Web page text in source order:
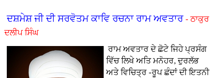
ਦਸ਼ਮੇਸ਼ ਜੀ ਦੀ ਸਰਵੋਤਮ ਕਾਵਿ ਰਚਨਾ ਰਾਮ ਅਵਤਾਰ - ਠਾਕੁਰ
ਦਲੀਪ ਸਿੰਘ
ਰਾਮ ਅਵਤਾਰ ਦੇ ਛੋਟੇ ਜਿਹੇ ਪ੍ਰਸੰਗ
ਵਿੱਚ ਲਿਖੇ ਅਤਿ ਮਨੋਹਰ, ਦੁਰਲੱਭ
ਅਤੇ ਵਿਚਿਤ੍ਰ -ਰੂਪ ਛੰਦਾਂ ਦੀ ਇਤਨੀ